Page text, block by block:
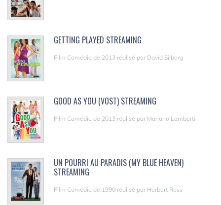
GETTING PLAYED STREAMING
Film Comédie de 2013 réalisé par David Silberg
GOOD AS YOU (VOST) STREAMING
Film Comédie de 2013 réalisé par Mariano Lamberti
UN POURRI AU PARADIS (MY BLUE HEAVEN)
STREAMING
Film Comédie de 1990 réalisé par Herbert Ross